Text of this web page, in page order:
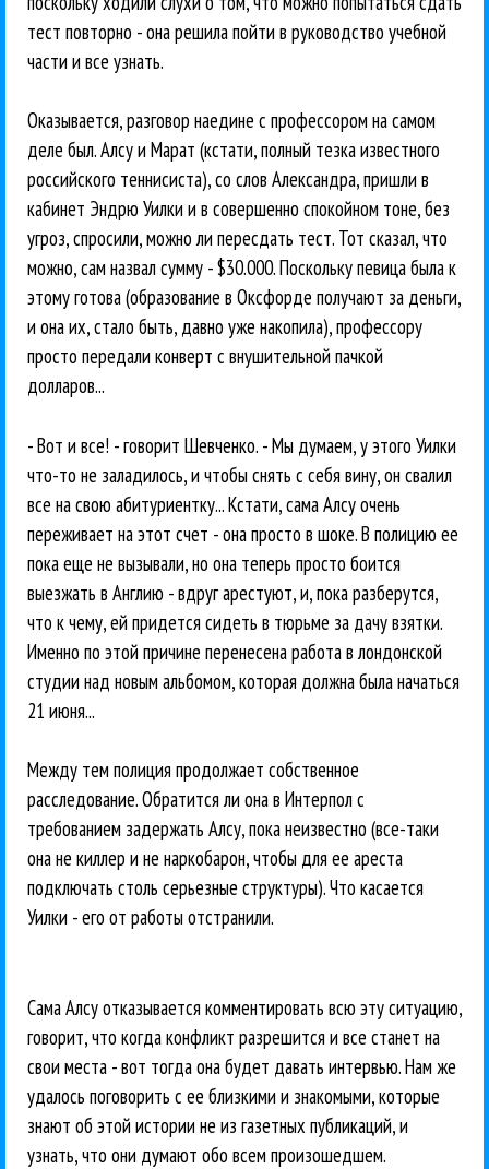
тест повторно - она решила пойти в руководство учебной
части и все узнать.
Оказывается, разговор наедине с профессором на самом
деле был. Алсу и Марат (кстати, полный тезка известного
российского теннисиста), со слов Александра, пришли в
кабинет Эндрю Уилки и в совершенно спокойном тоне, без
угроз, спросили, можно ли пересдать тест. Тот сказал, что
можно, сам назвал сумму - $30.000. Поскольку певица была к
этому готова (образование в Оксфорде получают за деньги,
и она их, стало быть, давно уже накопила), профессору
просто передали конверт с внушительной пачкой
долларов...
- Вот и все! - говорит Шевченко. - Мы думаем, у этого Уилки
что-то не заладилось, и чтобы снять с себя вину, он свалил
все на свою абитуриентку... Кстати, сама Алсу очень
переживает на этот счет - она просто в шоке. В полицию ее
пока еще не вызывали, но она теперь просто боится
выезжать в Англию - вдруг арестуют, и, пока разберутся,
что к чему, ей придется сидеть в тюрьме за дачу взятки.
Именно по этой причине перенесена работа в лондонской
студии над новым альбомом, которая должна была начаться
21 июня...
Между тем полиция продолжает собственное
расследование. Обратится ли она в Интерпол с
требованием задержать Алсу, пока неизвестно (все-таки
она не киллер и не наркобарон, чтобы для ее ареста
подключать столь серьезные структуры). Что касается
Уилки - его от работы отстранили.
Сама Алсу отказывается комментировать всю эту ситуацию,
говорит, что когда конфликт разрешится и все станет на
свои места - вот тогда она будет давать интервью. Нам же
удалось поговорить с ее близкими и знакомыми, которые
знают об этой истории не из газетных публикаций, и
узнать, что они думают обо всем произошедшем.